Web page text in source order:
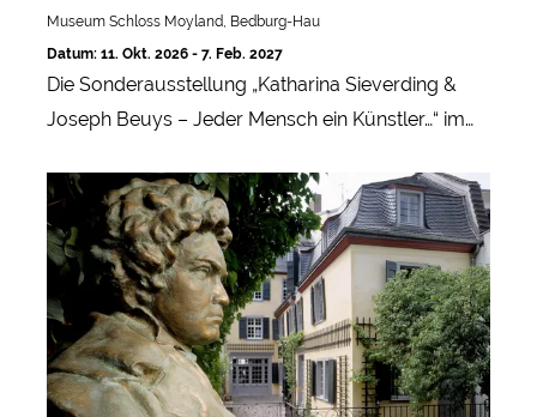
Museum Schloss Moyland, Bedburg-Hau
Datum: 11. Okt. 2026 - 7. Feb. 2027
Die Sonderausstellung „Katharina Sieverding &
Joseph Beuys – Jeder Mensch ein Künstler…“ im
gemeinsame Zeit der Künstler an der
Düsseldorfer Kunstakademie und ihre politischen
und gesellschaftlichen Anliegen.
Beethoven by Warhol